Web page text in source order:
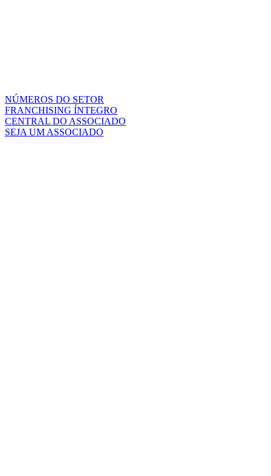
NÚMEROS DO SETOR
FRANCHISING ÍNTEGRO
CENTRAL DO ASSOCIADO
SEJA UM ASSOCIADO